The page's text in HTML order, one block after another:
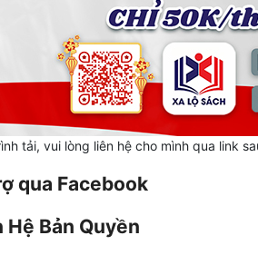
tải, vui lòng liên hệ cho mình qua link
qua Facebook
Hệ Bản Quyền